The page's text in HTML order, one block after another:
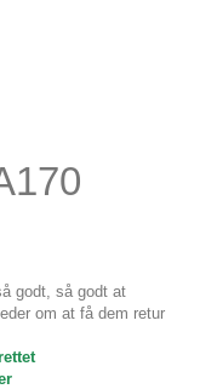
godt, så godt at
om at få dem retur